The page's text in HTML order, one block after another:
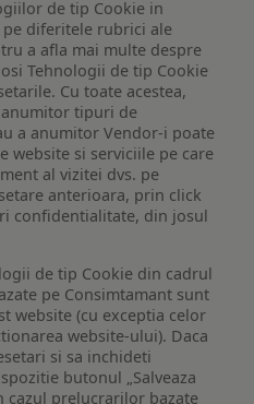
de tip Cookie in
diferitele rubrici ale
a afla mai multe despre
Tehnologii de tip Cookie
Cu toate acestea,
tipuri de
a anumitor Vendor-i poate
website si serviciile pe care
al vizitei dvs. pe
anterioara, prin click
confidentialitate, din josul
de tip Cookie din cadrul
pe Consimtamant sunt
website (cu exceptia celor
website-ului). Daca
si sa inchideti
butonul „Salveaza
cazul prelucrarilor bazate